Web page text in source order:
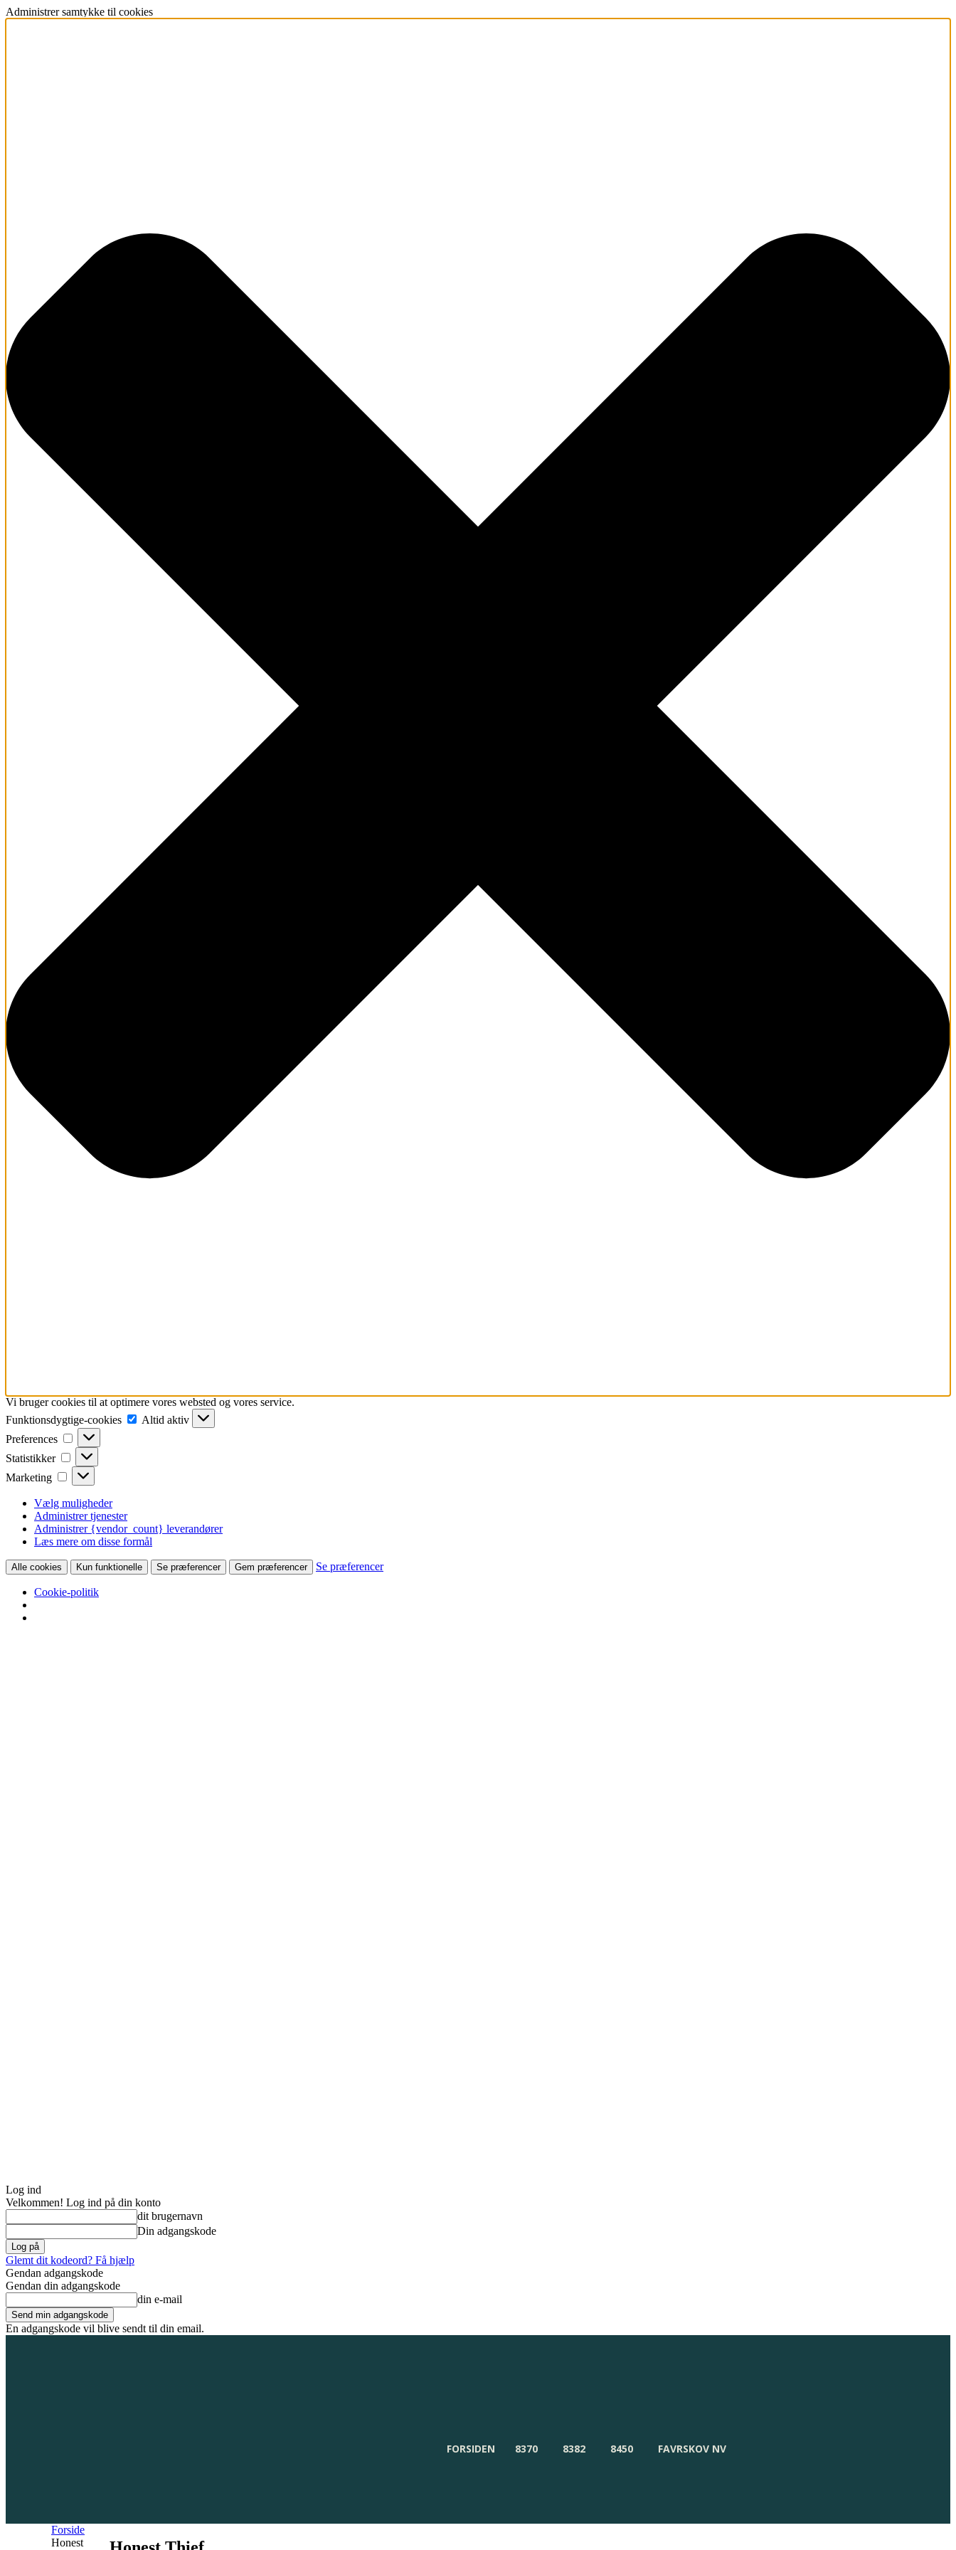
Administrer samtykke til cookies
Vi bruger cookies til at optimere vores websted og vores service.
Funktionsdygtige-cookies
Funktionsdygtige-
cookies
Altid aktiv
Preferences
Preferences
Statistikker Statistikker
Marketing Marketing
Vælg muligheder
Administrer tjenester
Administrer {vendor_count} leverandører
Læs mere om disse formål
Alle cookies Kun funktionelle Se præferencer Gem præferencer Se præferencer
Cookie-politik
Log ind
Velkommen! Log ind på din konto
dit brugernavn
Din adgangskode
Glemt dit kodeord? Få hjælp
Gendan adgangskode
Gendan din adgangskode
din e-mail
En adgangskode vil blive sendt til din email.
FORSIDEN 8370 8382 8450 FAVRSKOV NV
Forside
Honest